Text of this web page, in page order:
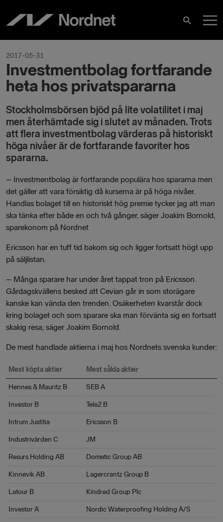
innehåll
Sök
2017-05-31
Investmentbolag fortfarande
heta hos privatspararna
Stockholmsbörsen bjöd på lite volatilitet i maj
men återhämtade sig i slutet av månaden. Trots
att flera investmentbolag värderas på historiskt
höga nivåer är de fortfarande favoriter hos
spararna.
– Investmentbolag är fortfarande populära hos spararna men
det gäller att vara försiktig då kurserna är på höga nivåer.
Handlas bolaget till en historiskt hög premie tycker jag att man
ska tänka efter både en och två gånger, säger Joakim Bornold,
sparekonom på Nordnet
Ericsson har en tuff tid bakom sig och ligger fortsatt högt upp
på säljlistan.
– Många sparare har under året tappat tron på Ericsson.
Gårdagskvällens besked att Cevian går in som storägare
kanske kan vända den trenden. Osäkerheten kvarstår dock
kring bolaget och som sparare ska man förvänta sig en fortsatt
skakig resa, säger Joakim Bornold.
De mest handlade aktierna i maj hos Nordnets svenska kunder:
Mest köpta aktier Mest sålda aktier
Hennes & Mauritz B SEB A
Investor B Tele2 B
Intrum Justitia Ericsson B
Industrivärden C JM
Resurs Holding AB Dometic Group AB
Kinnevik AB Lagercrantz Group B
Latour B Kindred Group Plc
Investor A Nordic Waterproofing Holding A/S